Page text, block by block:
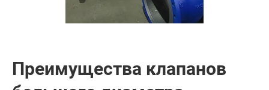
Преимущества клапанов